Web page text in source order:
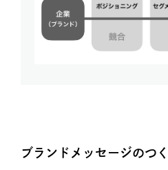
ブランドメッセージのつ